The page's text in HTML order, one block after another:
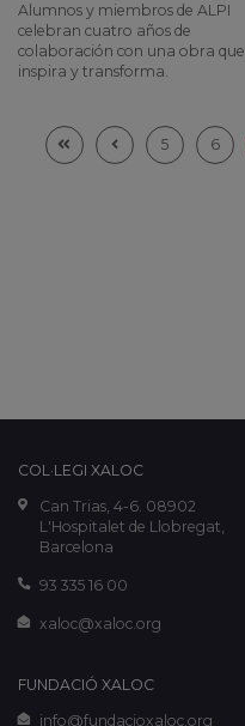
Alumnos y miembros de ALPI
celebran cuatro años de
colaboración con una obra que
inspira y transforma.
5 6
COL·LEGI XALOC
Can Trias, 4-6. 08902
L'Hospitalet de Llobregat,
Barcelona
93 335 16 00
xaloc@xaloc.org
FUNDACIÓ XALOC
info@fundacioxaloc.org